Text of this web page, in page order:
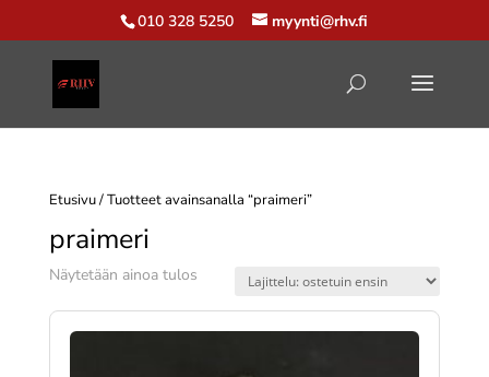
010 328 5250 myynti@rhv.fi
Etusivu/ Tuotteet avainsanalla “praimeri”
praimeri
Näytetään ainoa tulos